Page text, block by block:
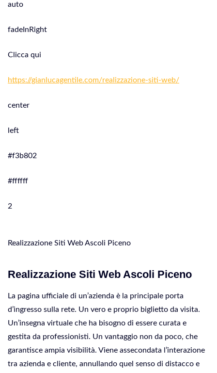
auto
fadeInRight
Clicca qui
https://gianlucagentile.com/realizzazione-siti-web/
center
left
#f3b802
#ffffff
2
Realizzazione Siti Web Ascoli Piceno
Realizzazione Siti Web Ascoli Piceno
La pagina ufficiale di un’azienda è la principale porta
d’ingresso sulla rete. Un vero e proprio biglietto da visita.
Un’insegna virtuale che ha bisogno di essere curata e
gestita da professionisti. Un vantaggio non da poco, che
garantisce ampia visibilità. Viene assecondata l’interazione
tra azienda e cliente, annullando quel senso di distacco e